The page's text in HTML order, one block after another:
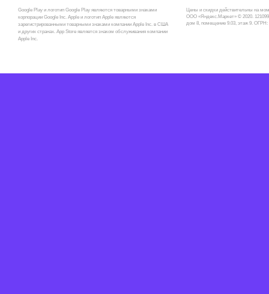
Google Play и логотип Google Play являются товарными знаками
корпорации Google Inc. Apple и логотип Apple являются
зарегистрированными товарными знаками компании Apple Inc. в США
и других странах. App Store является знаком обслуживания компании
Apple Inc.
Цены и скидки действительны на
ООО «Яндекс.Маркет» © 2020.
дом 8, помещение 9.03, этаж 9. ОГРН: